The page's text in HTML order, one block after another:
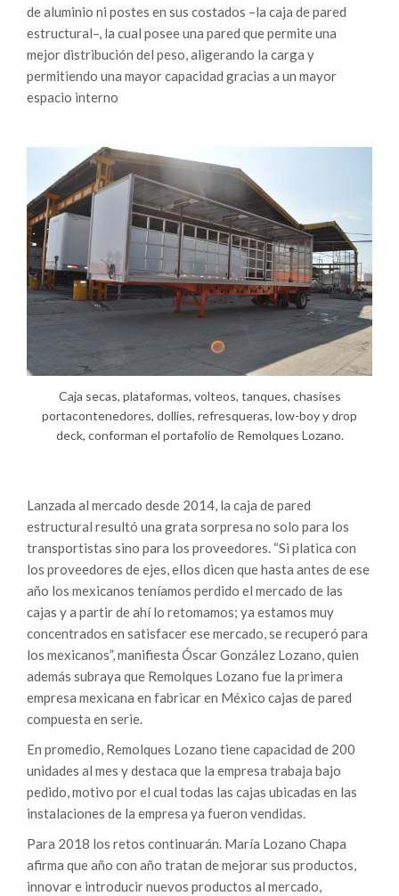
de aluminio ni postes en sus costados –la caja de pared
estructural–, la cual posee una pared que permite una
mejor distribución del peso, aligerando la carga y
permitiendo una mayor capacidad gracias a un mayor
espacio interno
Caja secas, plataformas, volteos, tanques, chasises
portacontenedores, dollies, refresqueras, low-boy y drop
deck, conforman el portafolio de Remolques Lozano.
Lanzada al mercado desde 2014, la caja de pared
estructural resultó una grata sorpresa no solo para los
transportistas sino para los proveedores. “Si platica con
los proveedores de ejes, ellos dicen que hasta antes de ese
año los mexicanos teníamos perdido el mercado de las
cajas y a partir de ahí lo retomamos; ya estamos muy
concentrados en satisfacer ese mercado, se recuperó para
los mexicanos”, manifiesta Óscar González Lozano, quien
además subraya que Remolques Lozano fue la primera
empresa mexicana en fabricar en México cajas de pared
compuesta en serie.
En promedio, Remolques Lozano tiene capacidad de 200
unidades al mes y destaca que la empresa trabaja bajo
pedido, motivo por el cual todas las cajas ubicadas en las
instalaciones de la empresa ya fueron vendidas.
Para 2018 los retos continuarán. María Lozano Chapa
afirma que año con año tratan de mejorar sus productos,
innovar e introducir nuevos productos al mercado,